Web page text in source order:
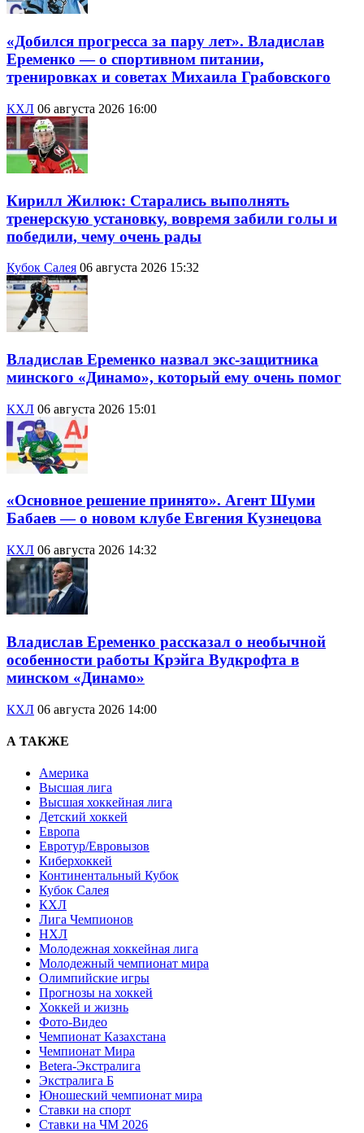
«Добился прогресса за пару лет». Владислав
Еременко — о спортивном питании,
тренировках и советах Михаила Грабовского
КХЛ 06 августа 2026 16:00
Кирилл Жилюк: Старались выполнять
тренерскую установку, вовремя забили голы и
победили, чему очень рады
Кубок Салея 06 августа 2026 15:32
Владислав Еременко назвал экс-защитника
минского «Динамо», который ему очень помог
КХЛ 06 августа 2026 15:01
«Основное решение принято». Агент Шуми
Бабаев — о новом клубе Евгения Кузнецова
КХЛ 06 августа 2026 14:32
Владислав Еременко рассказал о необычной
особенности работы Крэйга Вудкрофта в
минском «Динамо»
КХЛ 06 августа 2026 14:00
А ТАКЖЕ
Америка
Высшая лига
Высшая хоккейная лига
Детский хоккей
Европа
Евротур/Евровызов
Киберхоккей
Континентальный Кубок
Кубок Салея
КХЛ
Лига Чемпионов
НХЛ
Молодежная хоккейная лига
Молодежный чемпионат мира
Олимпийские игры
Прогнозы на хоккей
Хоккей и жизнь
Фото-Видео
Чемпионат Казахстана
Чемпионат Мира
Betera-Экстралига
Экстралига Б
Юношеский чемпионат мира
Ставки на спорт
Ставки на ЧМ 2026